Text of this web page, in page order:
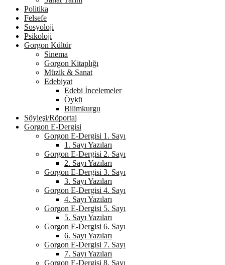
Politika
Felsefe
Sosyoloji
Psikoloji
Gorgon Kültür
Sinema
Gorgon Kitaplığı
Müzik & Sanat
Edebiyat
Edebi İncelemeler
Öykü
Bilimkurgu
Söyleşi/Röportaj
Gorgon E-Dergisi
Gorgon E-Dergisi 1. Sayı
1. Sayı Yazıları
Gorgon E-Dergisi 2. Sayı
2. Sayı Yazıları
Gorgon E-Dergisi 3. Sayı
3. Sayı Yazıları
Gorgon E-Dergisi 4. Sayı
4. Sayı Yazıları
Gorgon E-Dergisi 5. Sayı
5. Sayı Yazıları
Gorgon E-Dergisi 6. Sayı
6. Sayı Yazıları
Gorgon E-Dergisi 7. Sayı
7. Sayı Yazıları
Gorgon E-Dergisi 8. Sayı